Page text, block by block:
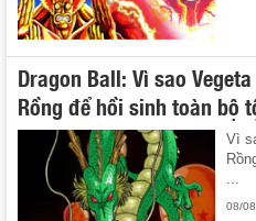
Dragon Ball: Vì sao
Rồng để hồi sinh toàn bộ
Vì
...
08/